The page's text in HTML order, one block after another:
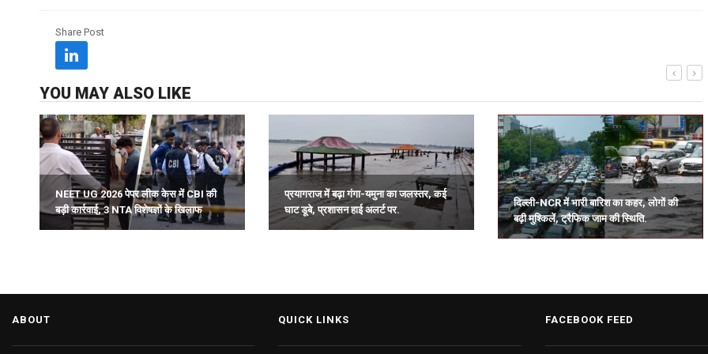
Share Post
YOU MAY ALSO LIKE
NEET UG 2026 पेपर लीक केस में CBI की
बड़ी कार्रवाई, 3 NTA विशेषज्ञों के खिलाफ
चार्जशीट दाखिल.
प्रयागराज में बढ़ा गंगा-यमुना का जलस्तर, कई
घाट डूबे, प्रशासन हाई अलर्ट पर.
दिल्ली-NCR में भारी बारिश का कहर, लोगों की
बढ़ी मुश्किलें, ट्रैफिक जाम की स्थिति.
ABOUT QUICK LINKS FACEBOOK FEED